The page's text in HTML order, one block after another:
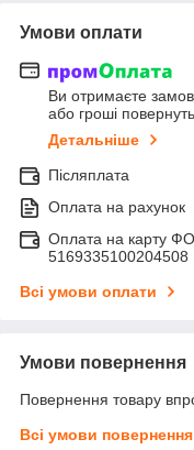
Умови оплати
Ви отримаєте
або гроші
Детальніше
Післяплата
Оплата на рахунок
Оплата на карту
5169335100204508
Всі умови оплати
Умови повернення
Повернення товару
Всі умови повернення